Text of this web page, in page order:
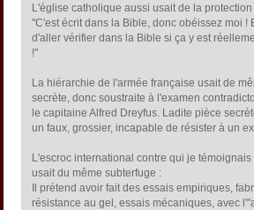
L'église catholique aussi usait de la
"C'est écrit dans la Bible, donc obéissez moi !
d'aller vérifier dans la Bible si ça y est
!"
La hiérarchie de l'armée française usait de
secrète, donc soustraite à l'examen
le capitaine Alfred Dreyfus. Ladite pièce
un faux, grossier, incapable de résister à un
L'escroc international contre qui je témoignais
usait du même subterfuge :
Il prétend avoir fait des essais empiriques,
résistance au gel, essais mécaniques, avec